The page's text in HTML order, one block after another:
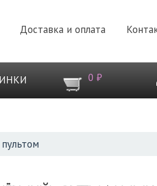
Доставка и оплата
0 ₽